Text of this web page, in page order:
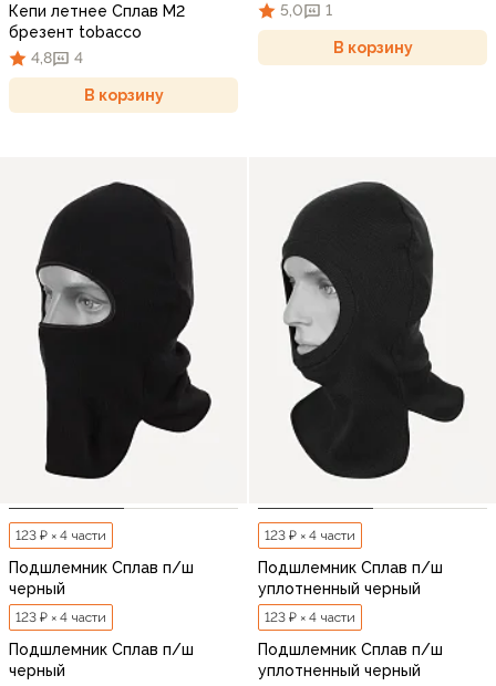
Кепи летнее Сплав М2
брезент tobacco
4,8
4
В корзину
5,0
1
В корзину
123 ₽ × 4 части
Подшлемник Сплав п/ш
черный
123 ₽ × 4 части
Подшлемник Сплав п/ш
черный
123 ₽ × 4 части
Подшлемник Сплав п/ш
уплотненный черный
123 ₽ × 4 части
Подшлемник Сплав п/ш
уплотненный черный